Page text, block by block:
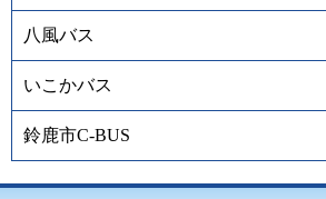
八風バス
いこかバス
鈴鹿市C-BUS